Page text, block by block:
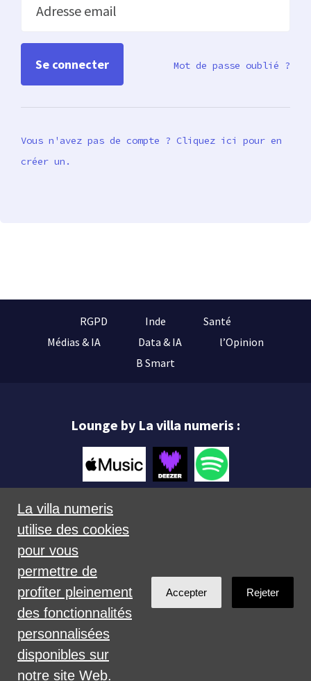
Adresse email
Mot de passe oublié ?
Vous n'avez pas de compte ? Cliquez ici pour en
créer un.
RGPD Inde
Santé
Médias & IA
Data & IA
l’Opinion
B Smart
Lounge by La villa numeris :
Créé avec
La villa numeris
utilise des cookies
pour vous
permettre de
profiter pleinement
des fonctionnalités
personnalisées
disponibles sur
notre site Web.
Accepter Rejeter